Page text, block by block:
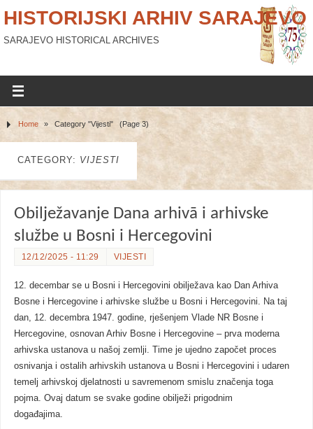
HISTORIJSKI ARHIV SARAJEVO
SARAJEVO HISTORICAL ARCHIVES
Home » Category "Vijesti" (Page 3)
CATEGORY: VIJESTI
Obilježavanje Dana arhivā i arhivske
službe u Bosni i Hercegovini
12/12/2025 - 11:29 VIJESTI
12. decembar se u Bosni i Hercegovini obilježava kao Dan Arhiva
Bosne i Hercegovine i arhivske službe u Bosni i Hercegovini. Na taj
dan, 12. decembra 1947. godine, rješenjem Vlade NR Bosne i
Hercegovine, osnovan Arhiv Bosne i Hercegovine – prva moderna
arhivska ustanova u našoj zemlji. Time je ujedno započet proces
osnivanja i ostalih arhivskih ustanova u Bosni i Hercegovini i udaren
temelj arhivskoj djelatnosti u savremenom smislu značenja toga
pojma. Ovaj datum se svake godine obilježi prigodnim
događajima.